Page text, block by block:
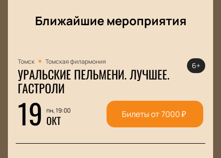
Ближайшие мероприятия
Томск Томская филармония
УРАЛЬСКИЕ ПЕЛЬМЕНИ. ЛУЧШЕЕ.
ГАСТРОЛИ
19 пн, 19:00
ОКТ
6+
Билеты от7000₽